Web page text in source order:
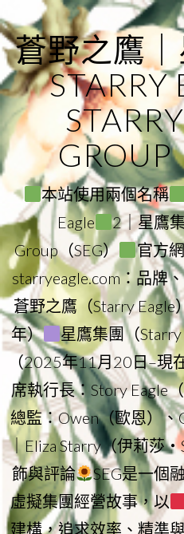
to
content
蒼野之鷹
STARRY
GROUP
本站使用兩個名稱
Eagle
2｜星鷹
Group（SEG）
官方
starryeagle.com：品牌
蒼野之鷹（Starry
年）
星鷹集團（Starry
（2025年11月20日–現
席執行長：Story Eagle
總監：Owen（歐恩）、
｜Eliza Starry（伊莉莎
飾與評論
SEG是一個
虛擬集團經營故事，以
建構，追求效率、精準